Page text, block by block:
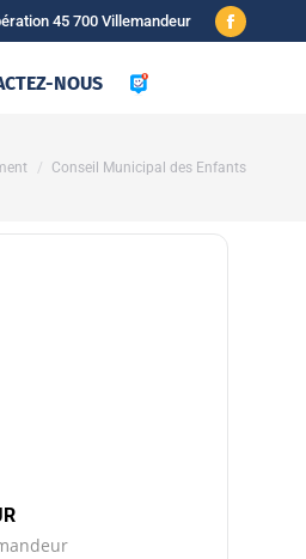
45 700 Villemandeur
Facebook
new
NOUS
Conseil Municipal des Enfants